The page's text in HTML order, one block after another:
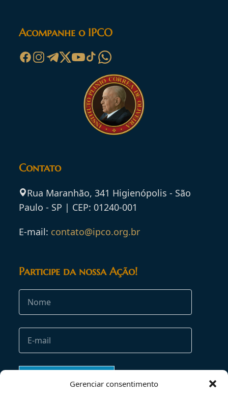
Gerenciar consentimento
Acompanhe o IPCO
Contato
Rua Maranhão, 341 Higienópolis - São
Paulo - SP | CEP: 01240-001
E-mail: contato@ipco.org.br
Participe da nossa Ação!